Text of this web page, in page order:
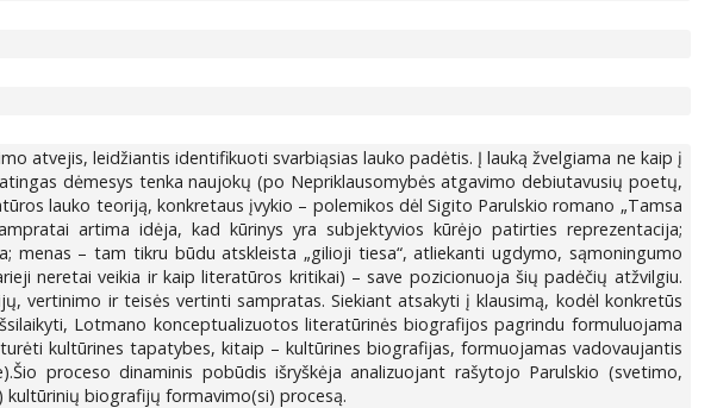
atvejis, leidžiantis identifikuoti svarbiąsias lauko padėtis. Į lauką žvelgiama ne kaip į
dėmesys tenka naujokų (po Nepriklausomybės atgavimo debiutavusių poetų,
lauko teoriją, konkretaus įvykio – polemikos dėl Sigito Parulskio romano „Tamsa
artima idėja, kad kūrinys yra subjektyvios kūrėjo patirties reprezentacija;
– tam tikru būdu atskleista „gilioji tiesa“, atliekanti ugdymo, sąmoningumo
neretai veikia ir kaip literatūros kritikai) – save pozicionuoja šių padėčių atžvilgiu.
vertinimo ir teisės vertinti sampratas. Siekiant atsakyti į klausimą, kodėl konkretūs
Lotmano konceptualizuotos literatūrinės biografijos pagrindu formuluojama
kultūrines tapatybes, kitaip – kultūrines biografijas, formuojamas vadovaujantis
proceso dinaminis pobūdis išryškėja analizuojant rašytojo Parulskio (svetimo,
biografijų formavimo(si) procesą.